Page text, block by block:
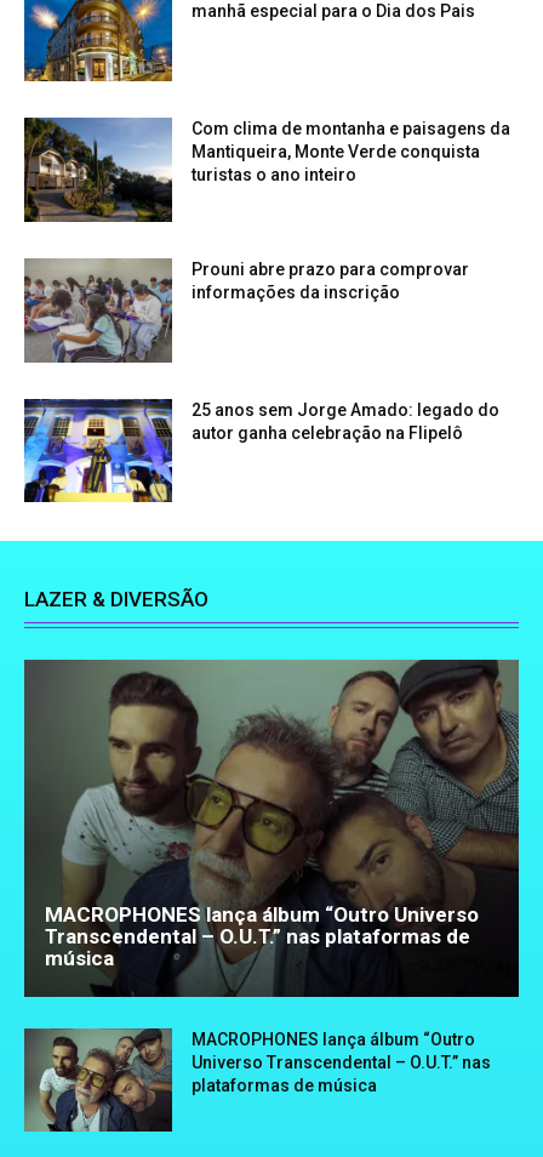
manhã especial para o Dia dos Pais
Com clima de montanha e paisagens da
Mantiqueira, Monte Verde conquista
turistas o ano inteiro
Prouni abre prazo para comprovar
informações da inscrição
25 anos sem Jorge Amado: legado do
autor ganha celebração na Flipelô
LAZER & DIVERSÃO
MACROPHONES lança álbum “Outro Universo
Transcendental – O.U.T.” nas plataformas de
música
MACROPHONES lança álbum “Outro
Universo Transcendental – O.U.T.” nas
plataformas de música